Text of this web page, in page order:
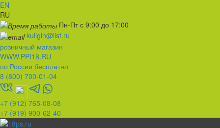
EN
RU
Пн-Пт с 9:00 до 17:00
kuligin@list.ru
розничный магазин
WWW.PPI18.RU
по России бесплатно
8 (800) 700-01-04
+7 (912) 765-08-08
+7 (919) 900-62-40